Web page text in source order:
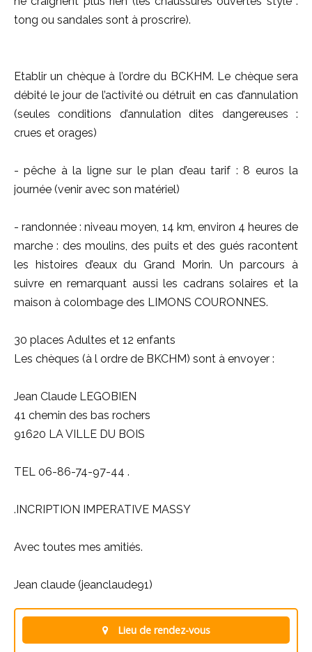
tong ou sandales sont à proscrire).
Etablir un chèque à l’ordre du BCKHM. Le chèque sera
débité le jour de l’activité ou détruit en cas d’annulation
(seules conditions d’annulation dites dangereuses :
crues et orages)
- pêche à la ligne sur le plan d’eau tarif : 8 euros la
journée (venir avec son matériel)
- randonnée : niveau moyen, 14 km, environ 4 heures de
marche : des moulins, des puits et des gués racontent
les histoires d’eaux du Grand Morin. Un parcours à
suivre en remarquant aussi les cadrans solaires et la
maison à colombage des LIMONS COURONNES.
30 places Adultes et 12 enfants
Les chèques (à l ordre de BKCHM) sont à envoyer :
Jean Claude LEGOBIEN
41 chemin des bas rochers
91620 LA VILLE DU BOIS
TEL 06-86-74-97-44 .
.INCRIPTION IMPERATIVE MASSY
Avec toutes mes amitiés.
Jean claude (jeanclaude91)
Lieu de rendez-vous